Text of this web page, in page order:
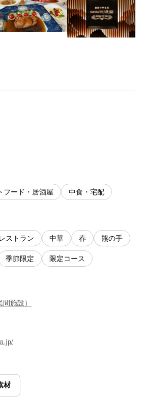
フード・居酒屋 中食・宅配
レストラン 中華 春 熊の手
季節限定 限定コース
間施設）
材